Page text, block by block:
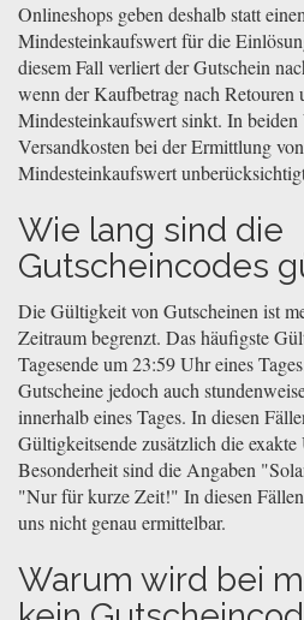
Onlineshops geben deshalb statt
Mindesteinkaufswert für die
diesem Fall verliert der Gutschein
wenn der Kaufbetrag nach Retouren
Mindesteinkaufswert sinkt. In beiden
Versandkosten bei der Ermittlung
Mindesteinkaufswert
Wie lang sind die
Gutscheincodes
Die Gültigkeit von Gutscheinen ist
Zeitraum begrenzt. Das häufigste
Tagesende um 23:59 Uhr eines
Gutscheine jedoch auch
innerhalb eines Tages. In diesen
Gültigkeitsende zusätzlich die
Besonderheit sind die Angaben
"Nur für kurze Zeit!" In diesen
uns nicht genau ermittelbar.
Warum wird bei